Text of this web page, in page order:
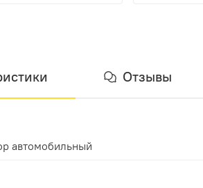
Отзывы
автомобильный